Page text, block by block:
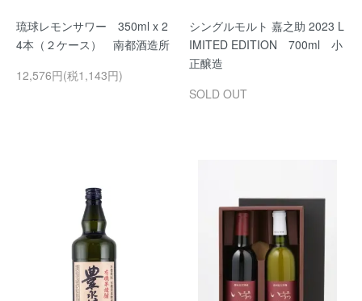
琉球レモンサワー 350ml x 2
4本（２ケース） 南都酒造所
12,576円(税1,143円)
シングルモルト 嘉之助 2023 L
IMITED EDITION 700ml 小
正醸造
SOLD OUT